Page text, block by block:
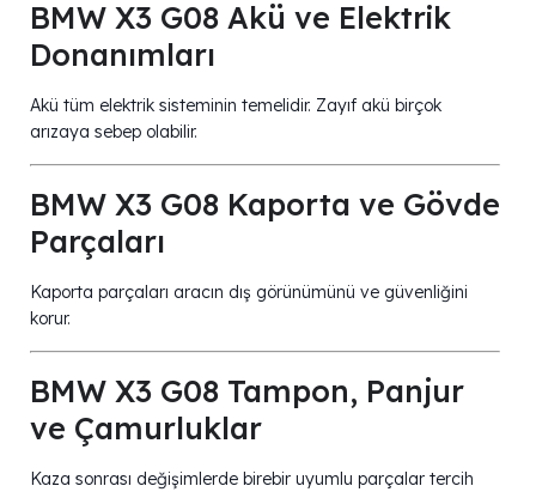
BMW X3 G08 Akü ve Elektrik
Donanımları
Akü tüm elektrik sisteminin temelidir. Zayıf akü birçok
arızaya sebep olabilir.
BMW X3 G08 Kaporta ve Gövde
Parçaları
Kaporta parçaları aracın dış görünümünü ve güvenliğini
korur.
BMW X3 G08 Tampon, Panjur
ve Çamurluklar
Kaza sonrası değişimlerde birebir uyumlu parçalar tercih